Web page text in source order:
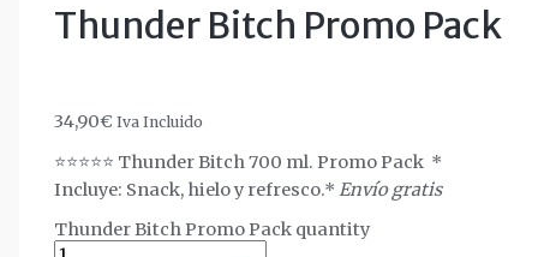
Thunder Bitch Promo Pack
34,90€ Iva Incluido
⭐⭐⭐⭐⭐ Thunder Bitch 700 ml. Promo Pack *
Incluye: Snack, hielo y refresco.* Envío gratis
Thunder Bitch Promo Pack quantity